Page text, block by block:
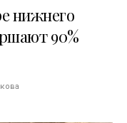
нижнего
90%